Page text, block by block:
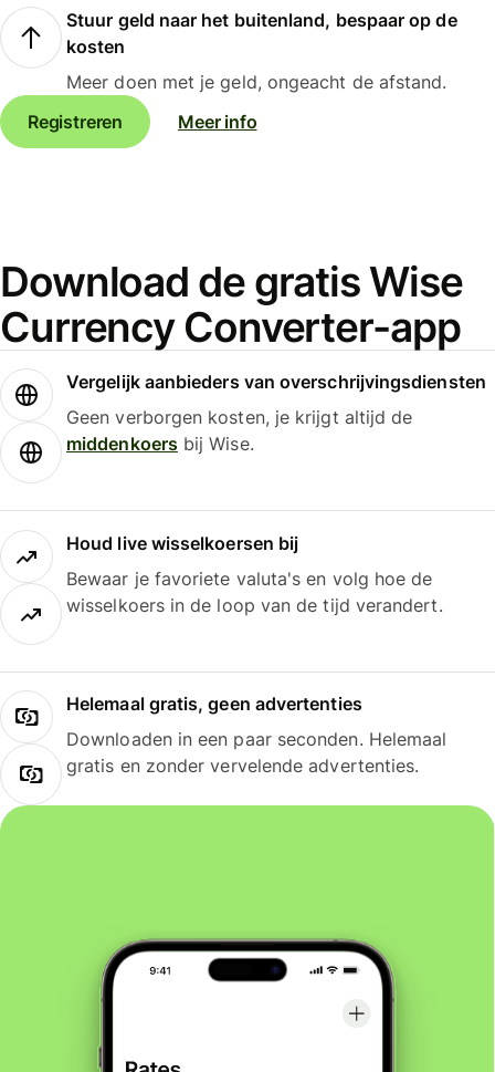
Stuur geld naar het buitenland, bespaar op de
kosten
Meer doen met je geld, ongeacht de afstand.
Registreren
Meer info
Download de gratis Wise
Currency Converter-app
Vergelijk aanbieders van overschrijvingsdiensten
Geen verborgen kosten, je krijgt altijd de
middenkoersbij Wise.
Houd live wisselkoersen bij
Bewaar je favoriete valuta's en volg hoe de
wisselkoers in de loop van de tijd verandert.
Helemaal gratis, geen advertenties
Downloaden in een paar seconden. Helemaal
gratis en zonder vervelende advertenties.